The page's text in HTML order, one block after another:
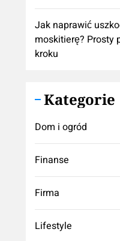
Jak naprawić
moskitierę? Prosty
kroku
Kategorie
Dom i ogród
Finanse
Firma
Lifestyle